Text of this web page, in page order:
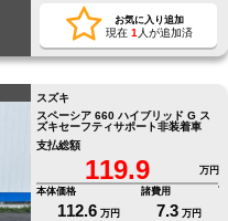
お気に入り追加
現在 1 人が追加済
スズキ
スペーシア 660 ハイブリッド G ス
ズキセーフティサポート非装着車
支払総額
119.9
万円
本体価格
112.6 万円
諸費用
7.3 万円